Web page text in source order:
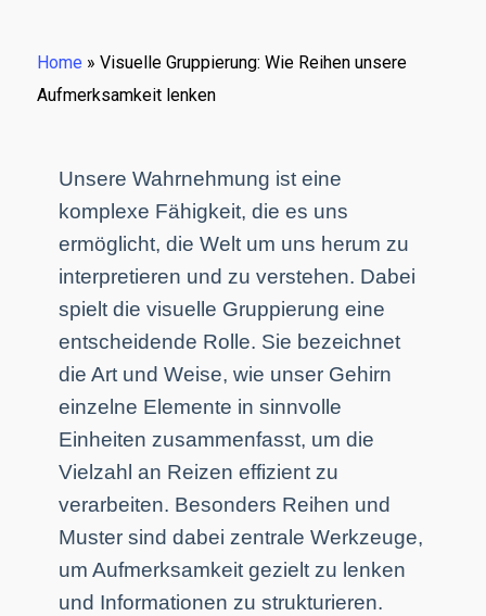
Home » Visuelle Gruppierung: Wie Reihen unsere
Aufmerksamkeit lenken
Unsere Wahrnehmung ist eine
komplexe Fähigkeit, die es uns
ermöglicht, die Welt um uns herum zu
interpretieren und zu verstehen. Dabei
spielt die visuelle Gruppierung eine
entscheidende Rolle. Sie bezeichnet
die Art und Weise, wie unser Gehirn
einzelne Elemente in sinnvolle
Einheiten zusammenfasst, um die
Vielzahl an Reizen effizient zu
verarbeiten. Besonders Reihen und
Muster sind dabei zentrale Werkzeuge,
um Aufmerksamkeit gezielt zu lenken
und Informationen zu strukturieren.